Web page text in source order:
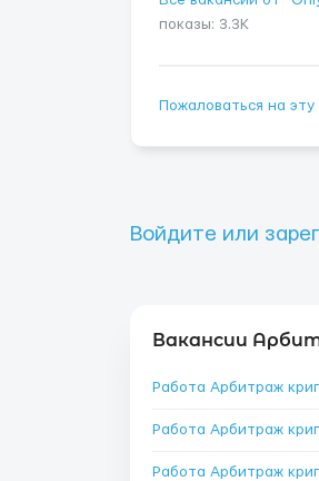
показы: 3.3K
Пожаловаться на
Войдите или
Вакансии
Работа Арбитраж
Работа Арбитраж
Работа Арбитраж